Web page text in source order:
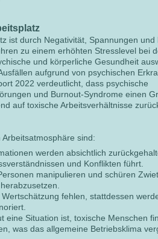
ist durch Negativität, Spannungen und
zu einem erhöhten Stresslevel bei
und körperliche Gesundheit
aufgrund von psychischen
2022 verdeutlicht, dass psychische
und Burnout-Syndrome einen
auf toxische Arbeitsverhältnisse
sind:
werden absichtlich
und Konflikten führt.
manipulieren und schüren
fehlen, stattdessen
eine Situation ist, toxische Menschen
was das allgemeine Betriebsklima